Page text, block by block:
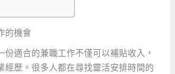
的機會
份適合的兼職工作不僅可以補貼收入，
經歷。很多人都在尋找靈活安排時間的